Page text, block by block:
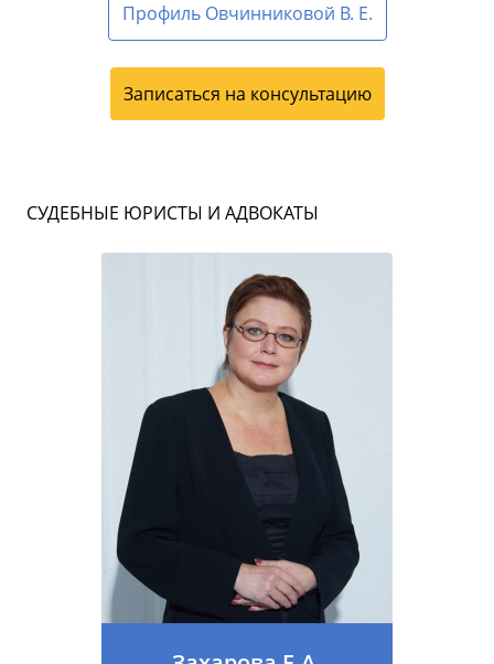
Профиль Овчинниковой В. Е.
Записаться на консультацию
СУДЕБНЫЕ ЮРИСТЫ И АДВОКАТЫ